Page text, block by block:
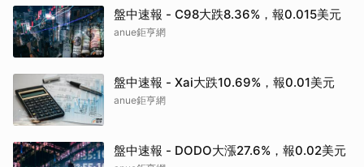
盤中速報 - C98大跌8.36%，報0.015美元
anue鉅亨網
盤中速報 - Xai大跌10.69%，報0.01美元
anue鉅亨網
盤中速報 - DODO大漲27.6%，報0.02美元